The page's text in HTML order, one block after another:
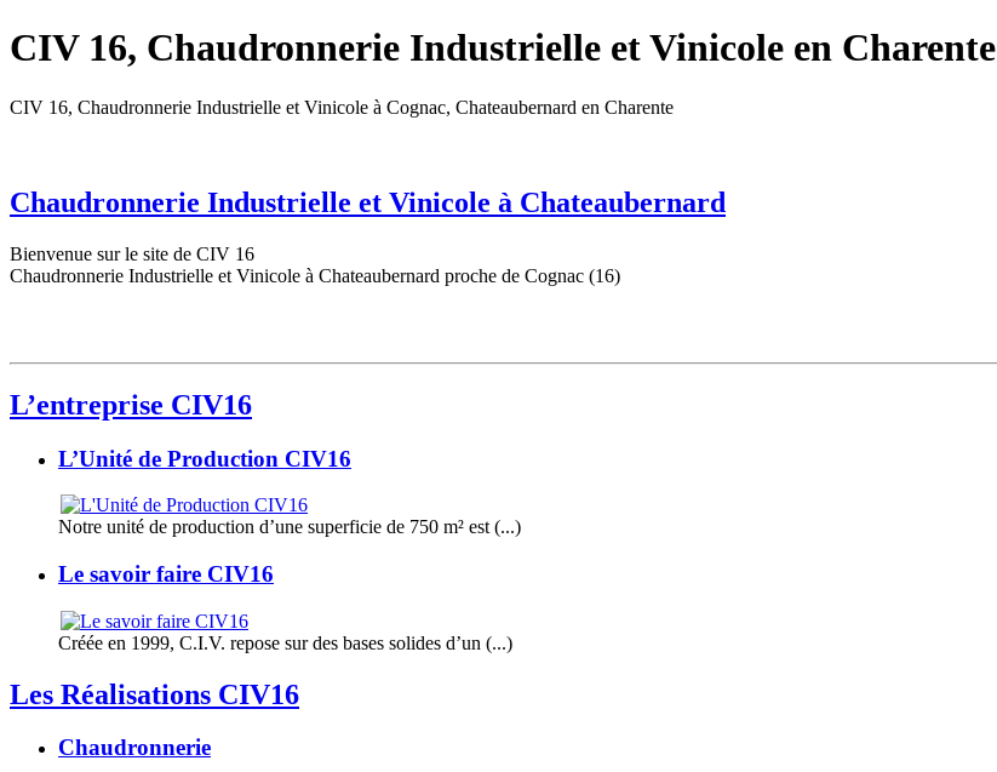
CIV 16, Chaudronnerie Industrielle et Vinicole en Charente
CIV 16, Chaudronnerie Industrielle et Vinicole à Cognac, Chateaubernard en Charente
Chaudronnerie Industrielle et Vinicole à Chateaubernard
Bienvenue sur le site de CIV 16
Chaudronnerie Industrielle et Vinicole à Chateaubernard proche de Cognac (16)
L’entreprise CIV16
L’Unité de Production CIV16
Notre unité de production d’une superficie de 750 m² est (...)
Le savoir faire CIV16
Créée en 1999, C.I.V. repose sur des bases solides d’un (...)
Les Réalisations CIV16
Chaudronnerie